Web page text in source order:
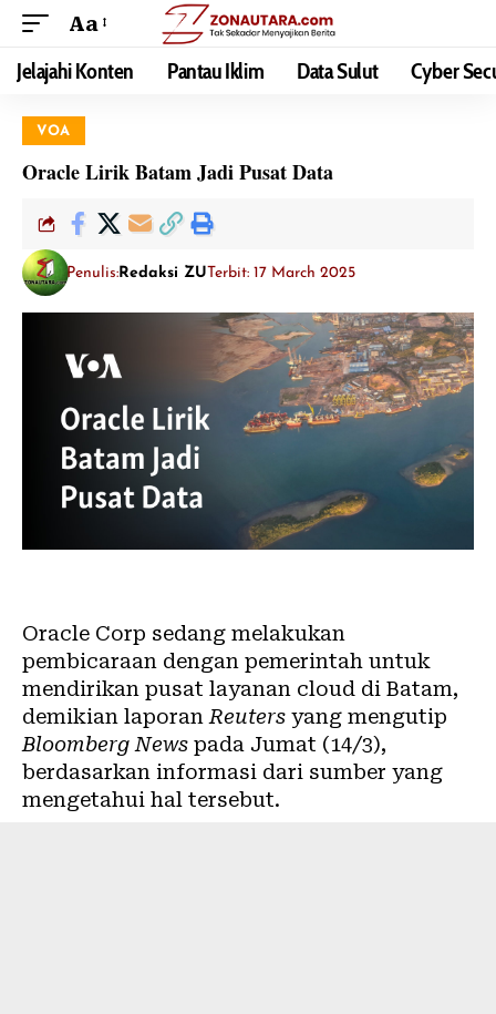
Aa
Jelajahi Konten Pantau Iklim Data Sulut Cyber
VOA
Oracle Lirik Batam Jadi Pusat Data
Penulis: Redaksi ZUTerbit: 17 March 2025
Oracle Corp sedang melakukan
pembicaraan dengan pemerintah untuk
mendirikan pusat layanan cloud di Batam,
demikian laporan Reuters yang mengutip
Bloomberg News pada Jumat (14/3),
berdasarkan informasi dari sumber yang
mengetahui hal tersebut.